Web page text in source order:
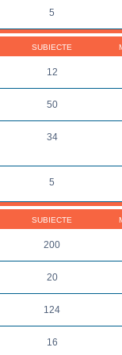
5
SUBIECTE
12
50
34
5
SUBIECTE
200
20
124
16